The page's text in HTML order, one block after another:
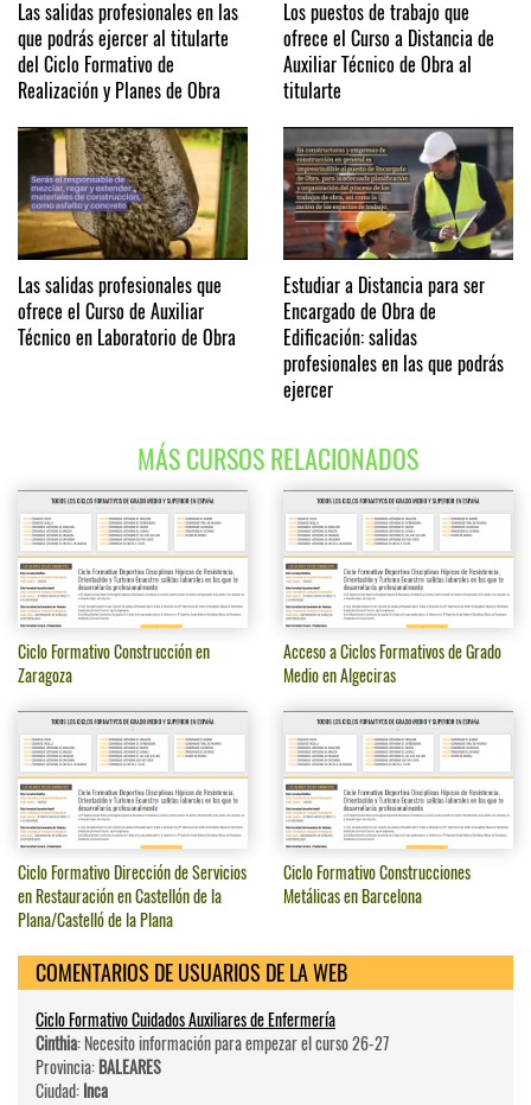
Las salidas profesionales en las
que podrás ejercer al titularte
del Ciclo Formativo de
Realización y Planes de Obra
Los puestos de trabajo que
ofrece el Curso a Distancia de
Auxiliar Técnico de Obra al
titularte
Las salidas profesionales que
ofrece el Curso de Auxiliar
Técnico en Laboratorio de Obra
Estudiar a Distancia para ser
Encargado de Obra de
Edificación: salidas
profesionales en las que podrás
ejercer
MÁS CURSOS RELACIONADOS
Ciclo Formativo Construcción en
Zaragoza
Acceso a Ciclos Formativos de Grado
Medio en Algeciras
Ciclo Formativo Dirección de Servicios
en Restauración en Castellón de la
Plana/Castelló de la Plana
Ciclo Formativo Construcciones
Metálicas en Barcelona
COMENTARIOS DE USUARIOS DE LA WEB
Ciclo Formativo Cuidados Auxiliares de Enfermería
Cinthia: Necesito información para empezar el curso 26-27
Provincia:BALEARES
Ciudad:Inca